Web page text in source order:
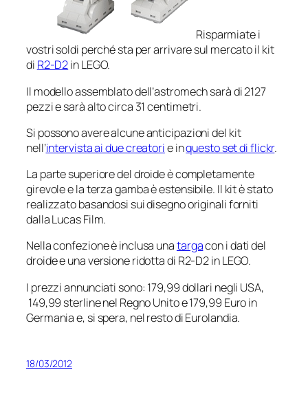
Risparmiate i
vostri soldi perché sta per arrivare sul mercato il kit
di R2-D2in LEGO.
Il modello assemblato dell’astromech sarà di 2127
pezzi e sarà alto circa 31 centimetri.
Si possono avere alcune anticipazioni del kit
nell’intervista ai due creatorie inquesto set di flickr.
La parte superiore del droide è completamente
girevole e la terza gamba è estensibile. Il kit è stato
realizzato basandosi sui disegno originali forniti
dalla Lucas Film.
Nella confezione è inclusa unatargacon i dati del
droide e una versione ridotta di R2-D2 in LEGO.
I prezzi annunciati sono: 179,99 dollari negli USA,
149,99 sterline nel Regno Unito e 179,99 Euro in
Germania e, si spera, nel resto di Eurolandia.
18/03/2012